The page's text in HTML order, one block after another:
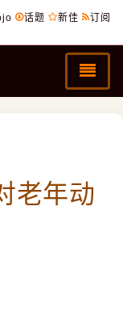
话题 新佳 订阅
老年动